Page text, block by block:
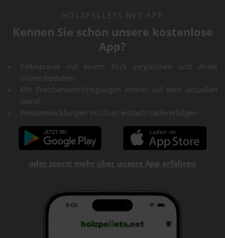
HOLZPELLETS.NET APP
Kennen Sie schon unsere kostenlose
App?
Pelletpreise mit einem Klick vergleichen und direkt
online bestellen
Mit Preisbenachrichtigungen immer auf dem aktuellen
Stand
Preisentwicklungen im Chart einfach nachverfolgen
oder zuerst mehr über unsere App erfahren